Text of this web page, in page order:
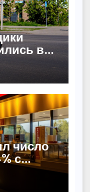
в
число
с